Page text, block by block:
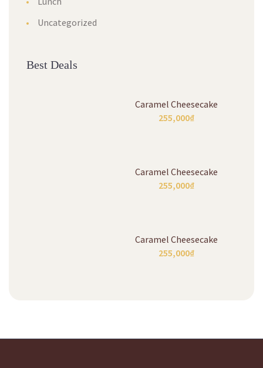
Uncategorized
Best Deals
Caramel Cheesecake
255,000₫
Caramel Cheesecake
255,000₫
Caramel Cheesecake
255,000₫